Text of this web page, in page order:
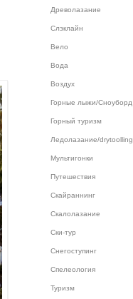
Древолазание
Слэклайн
Вело
Вода
Воздух
Горные лыжи/Сноуборд
Горный туризм
Ледолазание/drytoolling
Мультигонки
Путешествия
Скайраннинг
Скалолазание
Ски-тур
Снегоступинг
Спелеология
Туризм